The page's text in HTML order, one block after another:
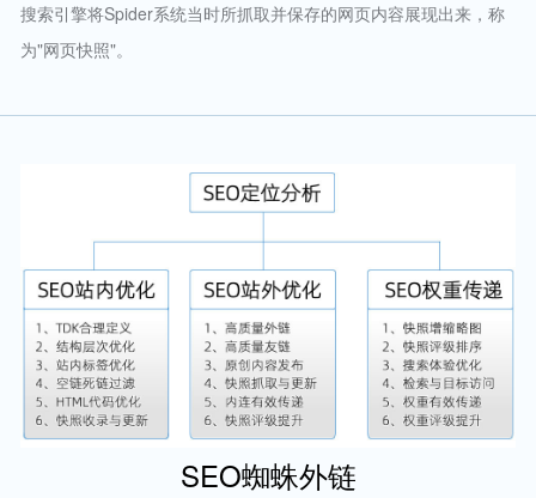
搜索引擎将Spider系统当时所抓取并保存的网页内容展现出来，称
为"网页快照"。
SEO蜘蛛外链